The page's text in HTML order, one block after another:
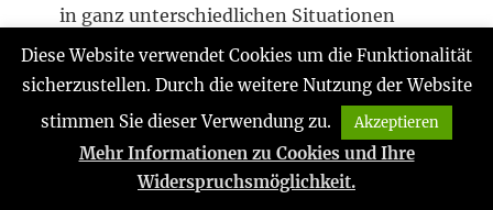
in ganz unterschiedlichen Situationen
begegnen“ (Seite 14): Eben! Und es können
dann natürlich auch ganz unterschiedliche
Lernprozesse resultieren, die sich
theoretisch unterschiedlich deuten lassen.
Gegen Ende des Beitrags liest man
Diese Website verwendet Cookies um die Funktionalität
sicherzustellen. Durch die weitere Nutzung der Website
stimmen Sie dieser Verwendung zu.
Akzeptieren
Mehr Informationen zu Cookies und Ihre
Widerspruchsmöglichkeit.